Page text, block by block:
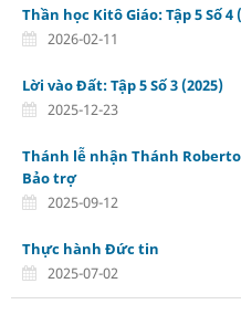
Thần học Kitô Giáo: Tập 5 Số 4
2026-02-11
Lời vào Đất: Tập 5 Số 3 (2025)
2025-12-23
Thánh lễ nhận Thánh
Bảo trợ
2025-09-12
Thực hành Đức tin
2025-07-02